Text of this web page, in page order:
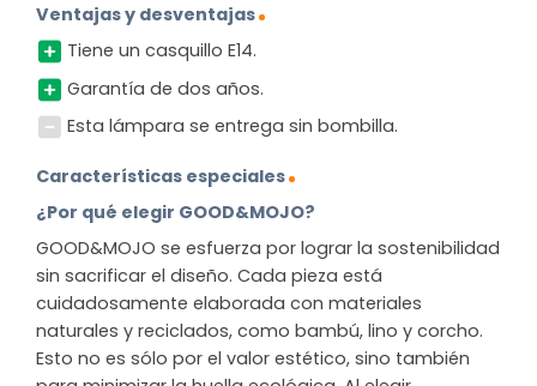
Ventajas y desventajas
Tiene un casquillo E14.
Garantía de dos años.
Esta lámpara se entrega sin bombilla.
Características especiales
¿Por qué elegir GOOD&MOJO?
GOOD&MOJO se esfuerza por lograr la sostenibilidad
sin sacrificar el diseño. Cada pieza está
cuidadosamente elaborada con materiales
naturales y reciclados, como bambú, lino y corcho.
Esto no es sólo por el valor estético, sino también